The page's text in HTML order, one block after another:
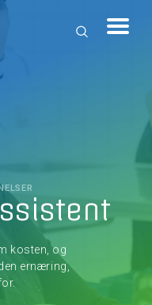
kosten, og
ernæring,